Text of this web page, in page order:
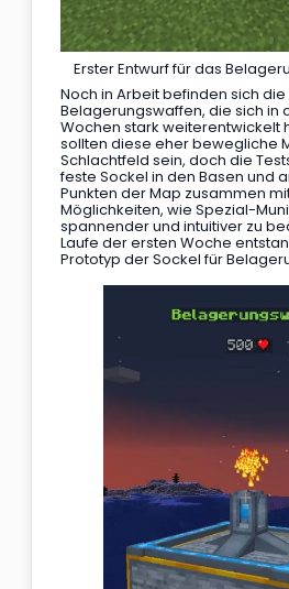
Erster Entwurf für das
Noch in Arbeit befinden sich die
Belagerungswaffen, die sich in
Wochen stark weiterentwickelt
sollten diese eher bewegliche
Schlachtfeld sein, doch die
feste Sockel in den Basen und
Punkten der Map zusammen
Möglichkeiten, wie Spezial-
spannender und intuitiver zu
Laufe der ersten Woche
Prototyp der Sockel für